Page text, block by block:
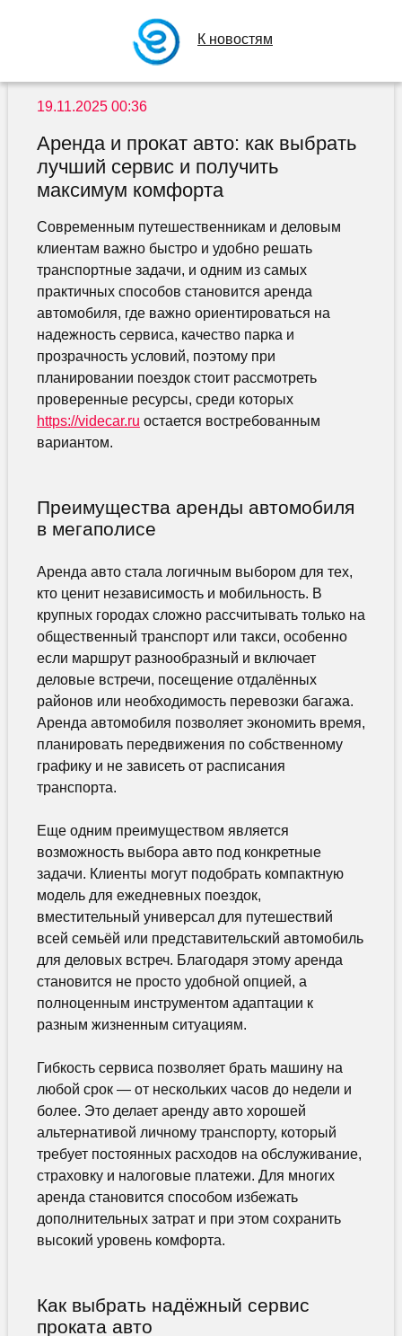
К новостям
19.11.2025 00:36
Аренда и прокат авто: как выбрать
лучший сервис и получить
максимум комфорта
Современным путешественникам и деловым
клиентам важно быстро и удобно решать
транспортные задачи, и одним из самых
практичных способов становится аренда
автомобиля, где важно ориентироваться на
надежность сервиса, качество парка и
прозрачность условий, поэтому при
планировании поездок стоит рассмотреть
проверенные ресурсы, среди которых
https://videcar.ru остается востребованным
вариантом.
Преимущества аренды автомобиля
в мегаполисе
Аренда авто стала логичным выбором для тех,
кто ценит независимость и мобильность. В
крупных городах сложно рассчитывать только на
общественный транспорт или такси, особенно
если маршрут разнообразный и включает
деловые встречи, посещение отдалённых
районов или необходимость перевозки багажа.
Аренда автомобиля позволяет экономить время,
планировать передвижения по собственному
графику и не зависеть от расписания
транспорта.
Еще одним преимуществом является
возможность выбора авто под конкретные
задачи. Клиенты могут подобрать компактную
модель для ежедневных поездок,
вместительный универсал для путешествий
всей семьёй или представительский автомобиль
для деловых встреч. Благодаря этому аренда
становится не просто удобной опцией, а
полноценным инструментом адаптации к
разным жизненным ситуациям.
Гибкость сервиса позволяет брать машину на
любой срок — от нескольких часов до недели и
более. Это делает аренду авто хорошей
альтернативой личному транспорту, который
требует постоянных расходов на обслуживание,
страховку и налоговые платежи. Для многих
аренда становится способом избежать
дополнительных затрат и при этом сохранить
высокий уровень комфорта.
Как выбрать надёжный сервис
проката авто